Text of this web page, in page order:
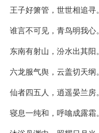
王子好箫管，世世相追寻。
谁言不可见，青鸟明我心。
东南有射山，汾水出其阳。
六龙服气舆，云盖切天纲。
仙者四五人，逍遥晏兰房。
寝息一纯和，呼噏成露霜。